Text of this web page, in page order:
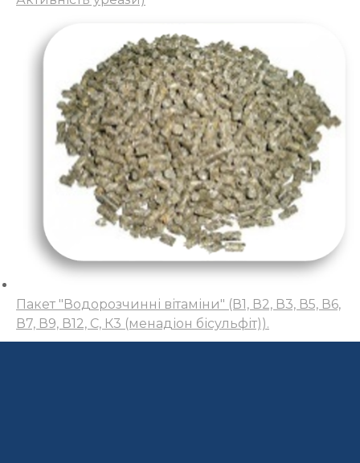
Пакет "Водорозчинні вітаміни" (В1, В2, В3, В5, В6,
В7, В9, В12, С, К3 (менадіон бісульфіт)).